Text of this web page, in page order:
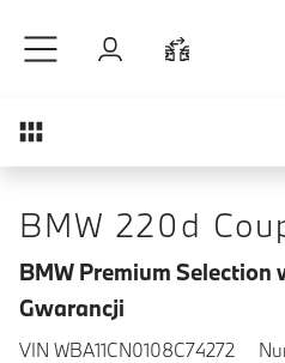
Zaloguj się
Przegląd
BMW 220d
BMW Premium Selection
Gwarancji
VIN WBA11CN0108C74272